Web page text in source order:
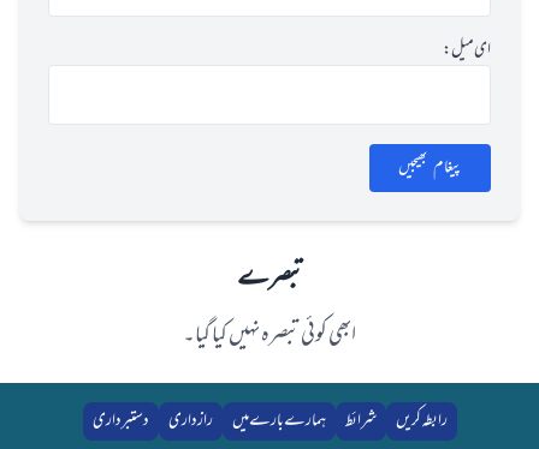
ای میل:
پیغام بھیجیں
تبصرے
ابھی کوئی تبصرہ نہیں کیا گیا۔
رابطہ کریں شرائط ہمارے بارے میں رازداری دستبرداری